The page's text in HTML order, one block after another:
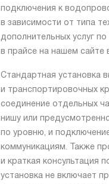
подключения к
в зависимости от типа
дополнительных услуг
в прайсе на нашем сайте
Стандартная установка
и транспортировочных
соединение отдельных
нишу или
по уровню, и
коммуникациям. Также
и краткая консультация
установка не включает